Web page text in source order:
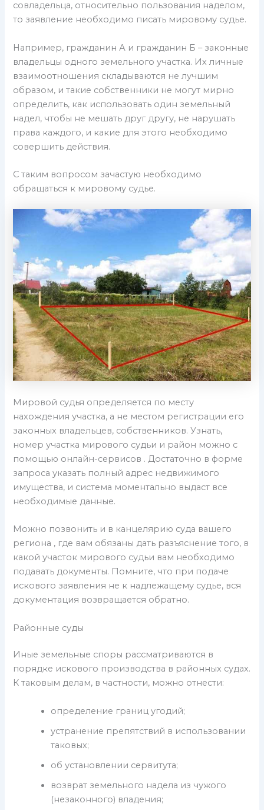
совладельца, относительно пользования наделом,
то заявление необходимо писать мировому судье.
Например, гражданин А и гражданин Б – законные
владельцы одного земельного участка. Их личные
взаимоотношения складываются не лучшим
образом, и такие собственники не могут мирно
определить, как использовать один земельный
надел, чтобы не мешать друг другу, не нарушать
права каждого, и какие для этого необходимо
совершить действия.
С таким вопросом зачастую необходимо
обращаться к мировому судье.
Мировой судья определяется по месту
нахождения участка, а не местом регистрации его
законных владельцев, собственников. Узнать,
номер участка мирового судьи и район можно с
помощью онлайн-сервисов . Достаточно в форме
запроса указать полный адрес недвижимого
имущества, и система моментально выдаст все
необходимые данные.
Можно позвонить и в канцелярию суда вашего
региона , где вам обязаны дать разъяснение того, в
какой участок мирового судьи вам необходимо
подавать документы. Помните, что при подаче
искового заявления не к надлежащему судье, вся
документация возвращается обратно.
Районные суды
Иные земельные споры рассматриваются в
порядке искового производства в районных судах.
К таковым делам, в частности, можно отнести:
определение границ угодий;
устранение препятствий в использовании
таковых;
об установлении сервитута;
возврат земельного надела из чужого
(незаконного) владения;